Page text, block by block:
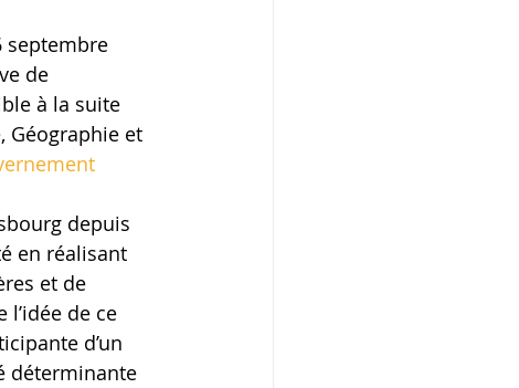
de
à la suite
Géographie et
depuis
en réalisant
et de
de ce
d’un
déterminante